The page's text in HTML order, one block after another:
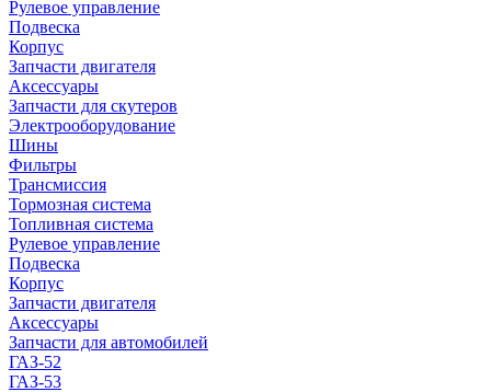
Рулевое управление
Подвеска
Корпус
Запчасти двигателя
Аксессуары
Запчасти для скутеров
Электрооборудование
Шины
Фильтры
Трансмиссия
Тормозная система
Топливная система
Рулевое управление
Подвеска
Корпус
Запчасти двигателя
Аксессуары
Запчасти для автомобилей
ГАЗ-52
ГАЗ-53